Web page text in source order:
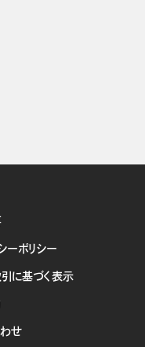
ーポリシー
に基づく表示
せ